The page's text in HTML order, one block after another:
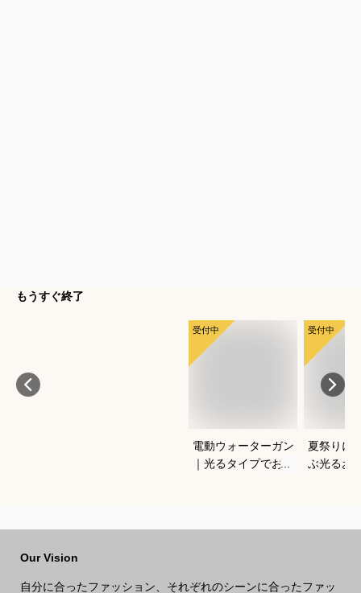
もうすぐ終了
受付中
電動ウォーターガン
｜光るタイプでおす
受付中
夏祭りに
ぶ光るお
Our Vision
自分に合ったファッション、それぞれのシーンに合ったファッ